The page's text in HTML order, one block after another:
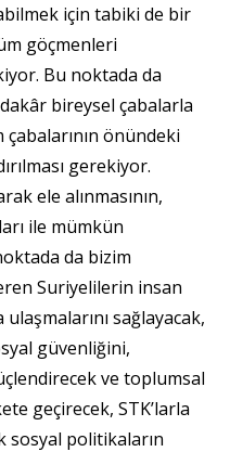
için tabiki de bir
göçmenleri
Bu noktada da
bireysel çabalarla
önündeki
gerekiyor.
ele alınmasının,
ile mümkün
da bizim
Suriyelilerin insan
sağlayacak,
güvenliğini,
ve toplumsal
geçirecek, STK’larla
sosyal politikaların